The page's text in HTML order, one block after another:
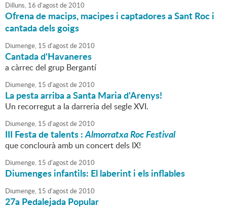
Dilluns, 16 d'agostde2010
Ofrena de macips, macipes i captadores a Sant Roc i
cantada dels goigs
Diumenge, 15 d'agostde2010
Cantada d'Havaneres
a càrrec del grup Bergantí
Diumenge, 15 d'agostde2010
La pesta arriba a Santa Maria d'Arenys!
Un recorregut a la darreria del segle XVI.
Diumenge, 15 d'agostde2010
III Festa de talents :Almorratxa Roc Festival
que conclourà amb un concert dels IX!
Diumenge, 15 d'agostde2010
Diumenges infantils: El laberint i els inflables
Diumenge, 15 d'agostde2010
27a Pedalejada Popular